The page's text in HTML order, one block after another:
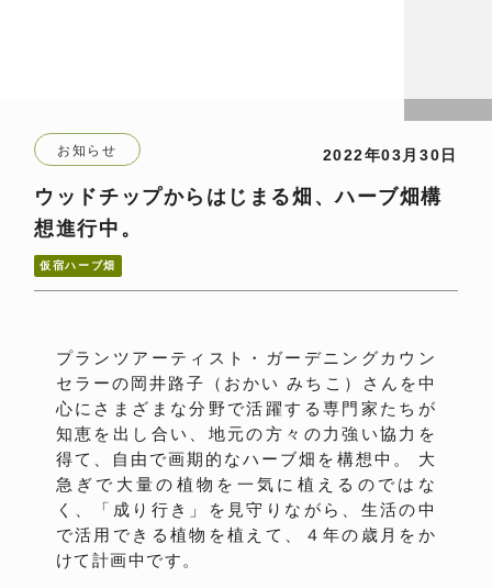
お知らせ 2022年03月30日
ウッドチップからはじまる畑、ハーブ畑構
想進行中。
仮宿ハーブ畑
プランツアーティスト・ガーデニングカウン
セラーの岡井路子（おかい みちこ）さんを中
心にさまざまな分野で活躍する専門家たちが
知恵を出し合い、地元の方々の力強い協力を
得て、自由で画期的なハーブ畑を構想中。 大
急ぎで大量の植物を一気に植えるのではな
く、「成り行き」を見守りながら、生活の中
で活用できる植物を植えて、４年の歳月をか
けて計画中です。